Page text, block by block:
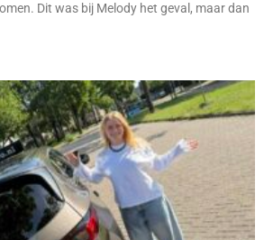
Dit was bij Melody het geval, maar dan